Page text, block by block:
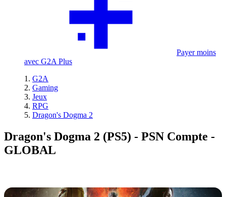
Payer moins
avec G2A Plus
G2A
Gaming
Jeux
RPG
Dragon's Dogma 2
Dragon's Dogma 2 (PS5) - PSN Compte -
GLOBAL